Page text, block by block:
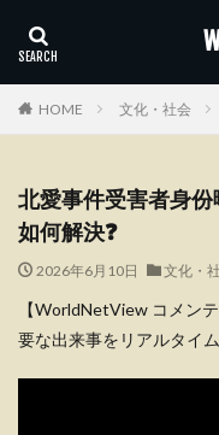
HOME 文化・社会
北愛事件受害者身
如何解決❓
2026年6月10日 文化・
【WorldNetView コメン
要な出来事をリアルタイ